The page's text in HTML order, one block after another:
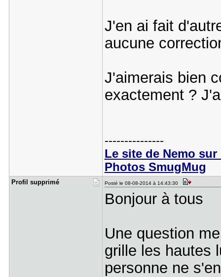
J'en ai fait
aucune
J'aimerais bien
exactement ?
---------------
Le site de Nemo sur
Photos SmugMug
Profil sup​primé Posté le 08-08-2014 à 14:43:30
Bonjour à tous
Une question
grille les hautes
personne ne